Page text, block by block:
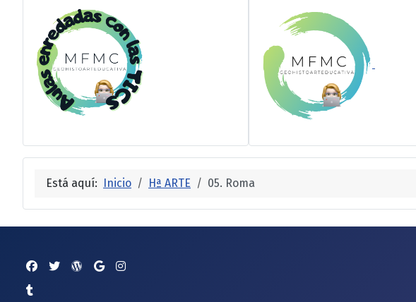
Está aquí: Inicio Hª ARTE 05. Roma